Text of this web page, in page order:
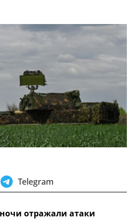
Telegram
отражали атаки